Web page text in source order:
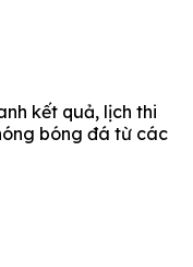
kết quả, lịch thi
bóng đá từ các